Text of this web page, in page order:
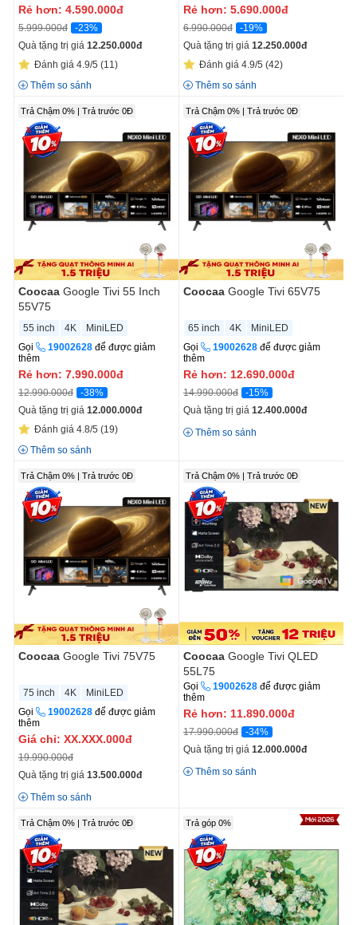
Rẻ hơn: 4.590.000đ
5.999.000đ
-23%
Quà tặng trị giá 12.250.000đ
Đánh giá 4.9/5 (11)
Thêm so sánh
Rẻ hơn: 5.690.000đ
6.990.000đ
-19%
Quà tặng trị giá 12.250.000đ
Đánh giá 4.9/5 (42)
Thêm so sánh
Trả Chậm 0% | Trả trước 0Đ
Coocaa Google Tivi 55 Inch
55V75
55 inch 4K MiniLED
Gọi 19002628
thêm
Rẻ hơn: 7.990.000đ
12.990.000đ
-38%
Quà tặng trị giá 12.000.000đ
Đánh giá 4.8/5 (19)
Thêm so sánh
Trả Chậm 0% | Trả trước 0Đ
Coocaa Google Tivi 65V75
65 inch 4K MiniLED
Gọi 19002628
thêm
Rẻ hơn: 12.690.000đ
14.990.000đ
-15%
Quà tặng trị giá 12.400.000đ
Thêm so sánh
Trả Chậm 0% | Trả trước 0Đ
Coocaa Google Tivi 75V75
75 inch 4K MiniLED
Gọi 19002628
thêm
Giá chỉ: XX.XXX.000đ
19.990.000đ
Quà tặng trị giá 13.500.000đ
Thêm so sánh
Trả Chậm 0% | Trả trước 0Đ
Coocaa Google Tivi QLED
55L75
Gọi 19002628
thêm
Rẻ hơn: 11.890.000đ
17.990.000đ
-34%
Quà tặng trị giá 12.000.000đ
Thêm so sánh
Trả Chậm 0% | Trả trước 0Đ Trả góp 0%
New